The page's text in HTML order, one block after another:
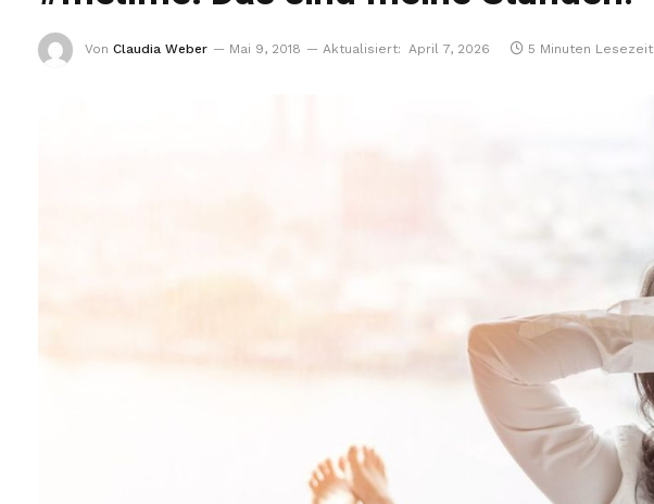
Von Claudia Weber Mai 9, 2018 Aktualisiert: April 7, 2026 5 Minuten Lesezeit